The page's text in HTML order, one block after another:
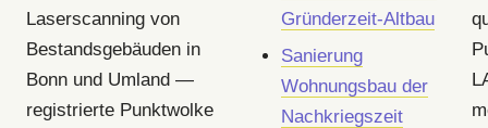
Laserscanning von
Bestandsgebäuden in
Bonn und Umland —
registrierte Punktwolke
Gründerzeit-Altbau
Sanierung
Wohnungsbau der
Nachkriegszeit